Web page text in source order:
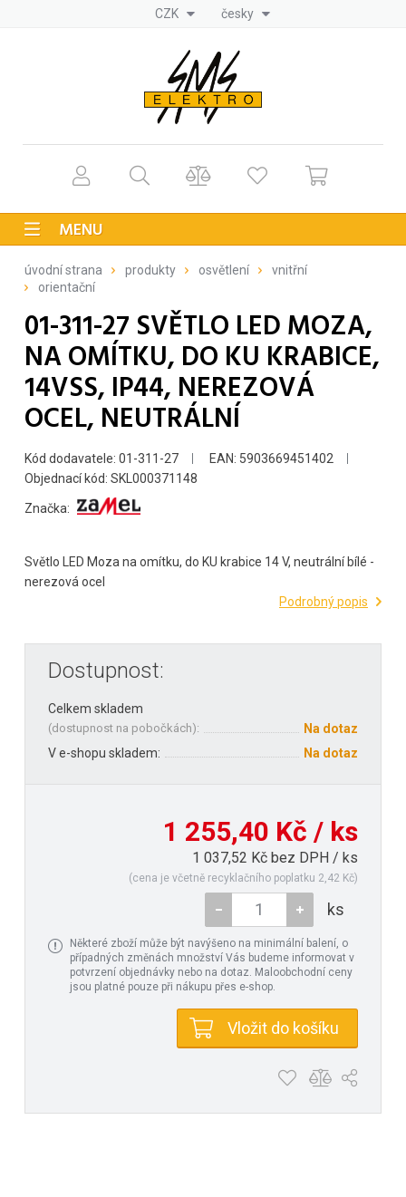
CZK česky
MENU
úvodní strana produkty osvětlení
vnitřní
orientační
01-311-27 SVĚTLO LED MOZA,
NA OMÍTKU, DO KU KRABICE,
14VSS, IP44, NEREZOVÁ
OCEL, NEUTRÁLNÍ
Kód dodavatele: 01-311-27
EAN: 5903669451402
Objednací kód: SKL000371148
Značka:
Světlo LED Moza na omítku, do KU krabice 14 V, neutrální bílé -
nerezová ocel
Podrobný popis
Dostupnost:
Celkem skladem
(dostupnost na pobočkách):
Na dotaz
V e-shopu skladem:
Na dotaz
1 255,40 Kč / ks
1 037,52 Kč bez DPH / ks
(cena je včetně recyklačního poplatku 2,42 Kč)
ks
Některé zboží může být navýšeno na minimální balení, o
případných změnách množství Vás budeme informovat v
potvrzení objednávky nebo na dotaz. Maloobchodní ceny
jsou platné pouze při nákupu přes e-shop.
Vložit do košíku